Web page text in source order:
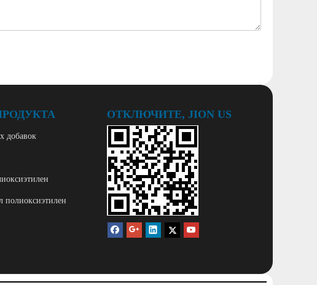
добавок
полиоксиэтилен
ОТКЛЮЧИТЕ, JION US